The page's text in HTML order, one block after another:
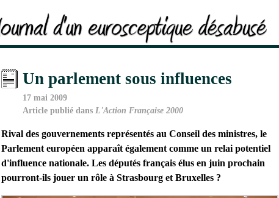
Un parlement sous influences
17 mai 2009
Article publié dans L'Action Française 2000
Rival des gouvernements représentés au Conseil des ministres, le
Parlement européen apparaît également comme un relai potentiel
d'influence nationale. Les députés français élus en juin prochain
pourront-ils jouer un rôle à Strasbourg et Bruxelles ?